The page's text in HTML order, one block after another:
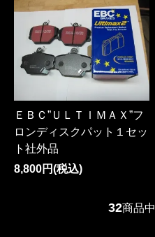
ＥＢＣ”ＵＬＴＩＭＡＸ”フ
ロンディスクパット１セッ
ト社外品
8,800円(税込)
32商品中